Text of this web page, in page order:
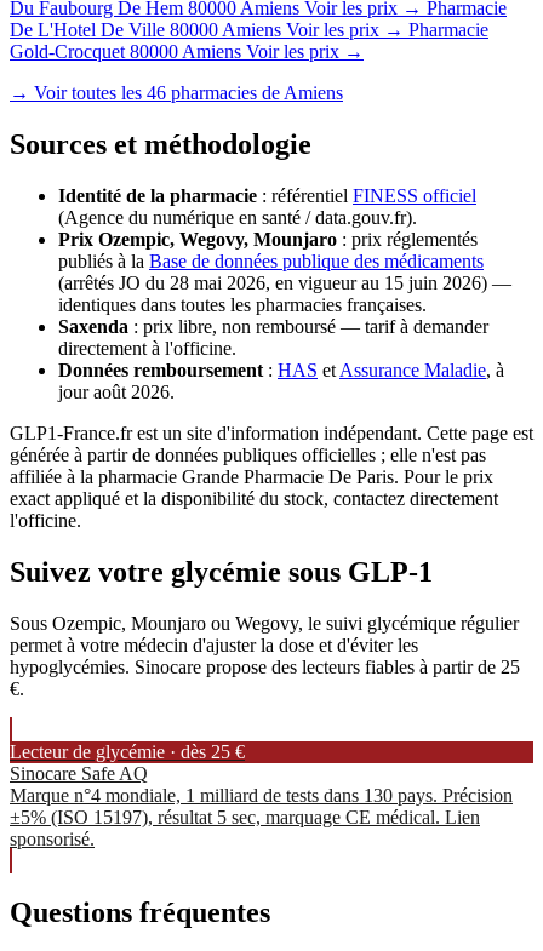
Du Faubourg De Hem 80000 Amiens Voir les prix → Pharmacie
De L'Hotel De Ville 80000 Amiens Voir les prix → Pharmacie
Gold-Crocquet 80000 Amiens Voir les prix →
→ Voir toutes les 46 pharmacies de Amiens
Sources et méthodologie
Identité de la pharmacie : référentiel FINESS officiel
(Agence du numérique en santé / data.gouv.fr).
Prix Ozempic, Wegovy, Mounjaro : prix réglementés
publiés à la Base de données publique des médicaments
(arrêtés JO du 28 mai 2026, en vigueur au 15 juin 2026) —
identiques dans toutes les pharmacies françaises.
Saxenda : prix libre, non remboursé — tarif à demander
directement à l'officine.
Données remboursement : HAS et Assurance Maladie, à
jour août 2026.
GLP1-France.fr est un site d'information indépendant. Cette page est
générée à partir de données publiques officielles ; elle n'est pas
affiliée à la pharmacie Grande Pharmacie De Paris. Pour le prix
exact appliqué et la disponibilité du stock, contactez directement
l'officine.
Suivez votre glycémie sous GLP-1
Sous Ozempic, Mounjaro ou Wegovy, le suivi glycémique régulier
permet à votre médecin d'ajuster la dose et d'éviter les
hypoglycémies. Sinocare propose des lecteurs fiables à partir de 25
€.
Lecteur de glycémie · dès 25 €
Sinocare Safe AQ
Marque n°4 mondiale, 1 milliard de tests dans 130 pays. Précision
±5% (ISO 15197), résultat 5 sec, marquage CE médical. Lien
sponsorisé.
Questions fréquentes